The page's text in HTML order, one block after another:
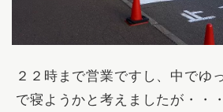
２２時まで営業ですし、中でゆ
で寝ようかと考えましたが・・・